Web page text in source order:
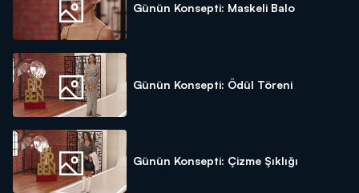
Günün Konsepti: Maskeli Balo
Günün Konsepti: Ödül Töreni
Günün Konsepti: Çizme Şıklığı